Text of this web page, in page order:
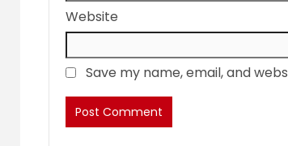
Website
Save my name, email, and